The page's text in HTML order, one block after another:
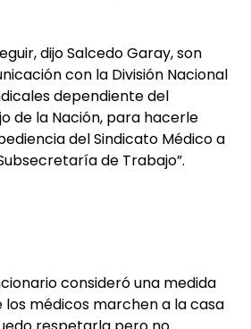
dijo Salcedo Garay, son
con la División Nacional
dependiente del
de la Nación, para hacerle
del Sindicato Médico a
de Trabajo”.
consideró una medida
los médicos marchen a la casa